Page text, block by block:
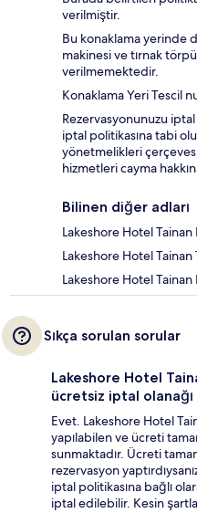
verilmiştir.
Bu konaklama yerinde
makinesi ve tırnak
verilmemektedir.
Konaklama Yeri Tescil
Rezervasyonunuzu
iptal politikasına tabi
yönetmelikleri
hizmetleri cayma
Bilinen diğer adları
Lakeshore Hotel
Lakeshore Hotel Tainan
Lakeshore Hotel Tainan
Sıkça sorulan sorular
Lakeshore Hotel
ücretsiz iptal
Evet. Lakeshore Hotel
yapılabilen ve ücreti
sunmaktadır. Ücreti
rezervasyon
iptal politikasına bağlı
iptal edilebilir. Kesin